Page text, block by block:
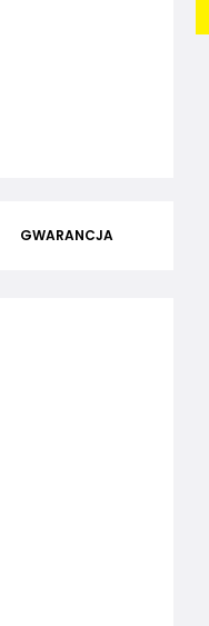
GWARANCJA